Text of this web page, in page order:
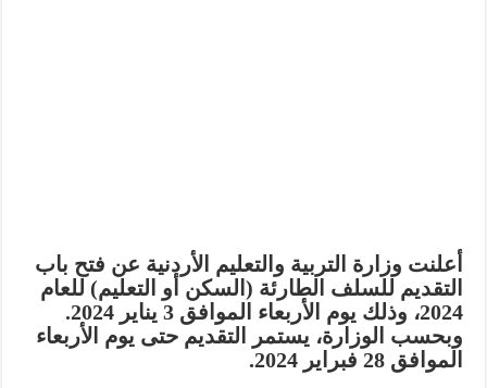
أعلنت وزارة التربية والتعليم الأردنية عن فتح باب
التقديم للسلف الطارئة (السكن أو التعليم) للعام
2024، وذلك يوم الأربعاء الموافق 3 يناير 2024.
وبحسب الوزارة، يستمر التقديم حتى يوم الأربعاء
الموافق 28 فبراير 2024.